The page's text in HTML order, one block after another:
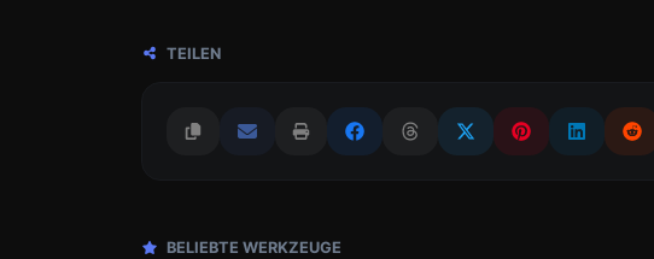
TEILEN
BELIEBTE WERKZEUGE